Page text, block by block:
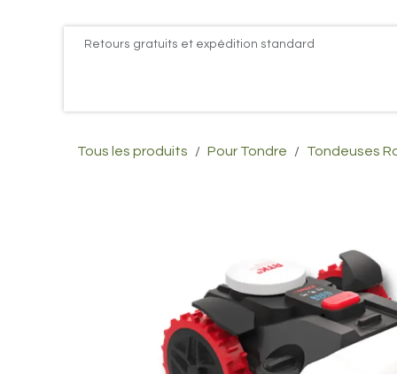
Se rendre au contenuRetours gratuits et expédition standard
Tous les produits Pour Tondre Tondeuses